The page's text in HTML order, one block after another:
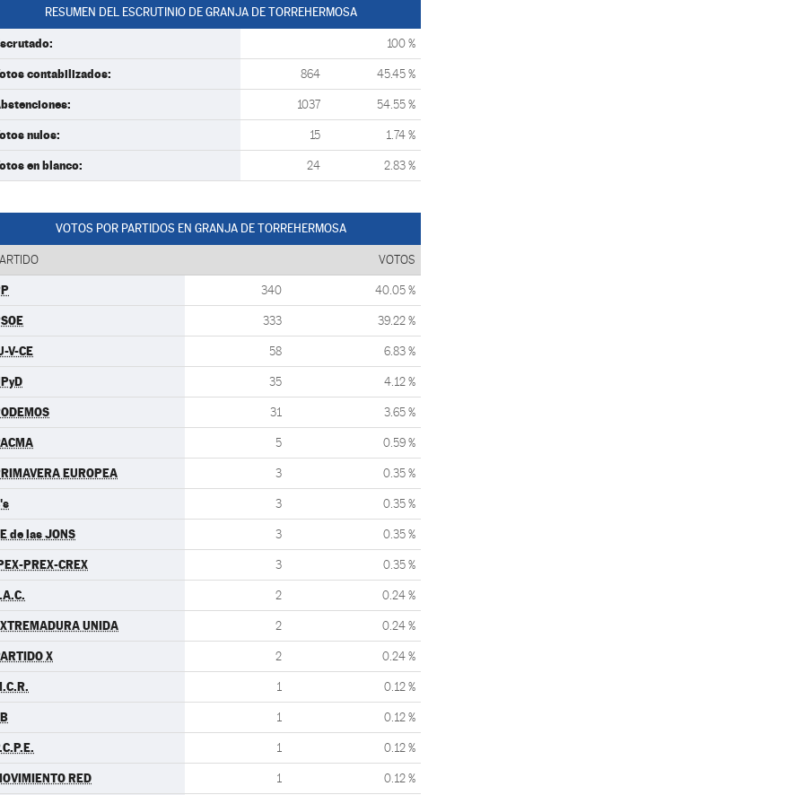
RESUMEN DEL ESCRUTINIO DE GRANJA DE TORREHERMOSA
100 %
contabilizados: 864 45.45 %
1037 54.55 %
nulos: 15 1.74 %
en blanco: 24 2.83 %
VOTOS POR PARTIDOS EN GRANJA DE TORREHERMOSA
VOTOS
340 40.05 %
333 39.22 %
V-CE 58 6.83 %
35 4.12 %
31 3.65 %
5 0.59 %
EUROPEA 3 0.35 %
3 0.35 %
de las JONS 3 0.35 %
PREX-CREX 3 0.35 %
2 0.24 %
UNIDA 2 0.24 %
X 2 0.24 %
1 0.12 %
1 0.12 %
1 0.12 %
RED 1 0.12 %